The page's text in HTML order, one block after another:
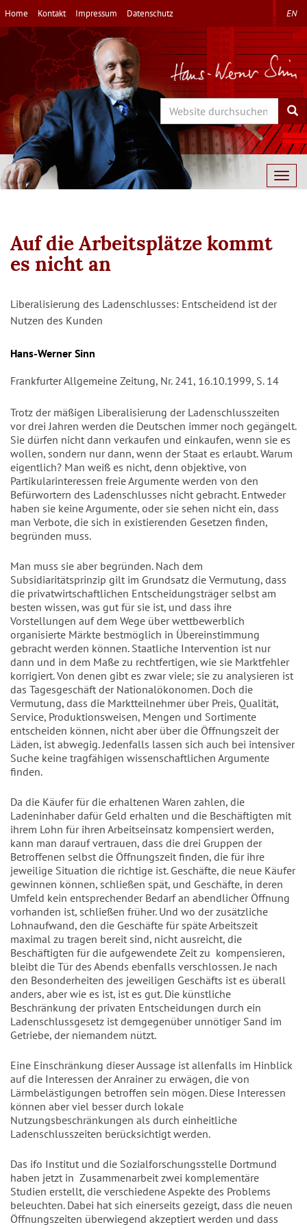
Direkt
zum
Inhalt
Home Kontakt Impressum Datenschutz EN
Search
Auf die Arbeitsplätze kommt
es nicht an
Liberalisierung des Ladenschlusses: Entscheidend ist der
Nutzen des Kunden
Autor/en
Hans-Werner Sinn
Frankfurter Allgemeine Zeitung, Nr. 241, 16.10.1999, S. 14
Trotz der mäßigen Liberalisierung der Ladenschlusszeiten
vor drei Jahren werden die Deutschen immer noch gegängelt.
Sie dürfen nicht dann verkaufen und einkaufen, wenn sie es
wollen, sondern nur dann, wenn der Staat es erlaubt. Warum
eigentlich? Man weiß es nicht, denn objektive, von
Partikularinteressen freie Argumente werden von den
Befürwortern des Ladenschlusses nicht gebracht. Entweder
haben sie keine Argumente, oder sie sehen nicht ein, dass
man Verbote, die sich in existierenden Gesetzen finden,
begründen muss.
Man muss sie aber begründen. Nach dem
Subsidiaritätsprinzip gilt im Grundsatz die Vermutung, dass
die privatwirtschaftlichen Entscheidungsträger selbst am
besten wissen, was gut für sie ist, und dass ihre
Vorstellungen auf dem Wege über wettbewerblich
organisierte Märkte bestmöglich in Übereinstimmung
gebracht werden können. Staatliche Intervention ist nur
dann und in dem Maße zu rechtfertigen, wie sie Marktfehler
korrigiert. Von denen gibt es zwar viele; sie zu analysieren ist
das Tagesgeschäft der Nationalökonomen. Doch die
Vermutung, dass die Marktteilnehmer über Preis, Qualität,
Service, Produktionsweisen, Mengen und Sortimente
entscheiden können, nicht aber über die Öffnungszeit der
Läden, ist abwegig. Jedenfalls lassen sich auch bei intensiver
Suche keine tragfähigen wissenschaftlichen Argumente
finden.
Da die Käufer für die erhaltenen Waren zahlen, die
Ladeninhaber dafür Geld erhalten und die Beschäftigten mit
ihrem Lohn für ihren Arbeitseinsatz kompensiert werden,
kann man darauf vertrauen, dass die drei Gruppen der
Betroffenen selbst die Öffnungszeit finden, die für ihre
jeweilige Situation die richtige ist. Geschäfte, die neue Käufer
gewinnen können, schließen spät, und Geschäfte, in deren
Umfeld kein entsprechender Bedarf an abendlicher Öffnung
vorhanden ist, schließen früher. Und wo der zusätzliche
Lohnaufwand, den die Geschäfte für späte Arbeitszeit
maximal zu tragen bereit sind, nicht ausreicht, die
Beschäftigten für die aufgewendete Zeit zu kompensieren,
bleibt die Tür des Abends ebenfalls verschlossen. Je nach
den Besonderheiten des jeweiligen Geschäfts ist es überall
anders, aber wie es ist, ist es gut. Die künstliche
Beschränkung der privaten Entscheidungen durch ein
Ladenschlussgesetz ist demgegenüber unnötiger Sand im
Getriebe, der niemandem nützt.
Eine Einschränkung dieser Aussage ist allenfalls im Hinblick
auf die Interessen der Anrainer zu erwägen, die von
Lärmbelästigungen betroffen sein mögen. Diese Interessen
können aber viel besser durch lokale
Nutzungsbeschränkungen als durch einheitliche
Ladenschlusszeiten berücksichtigt werden.
Das ifo Institut und die Sozialforschungsstelle Dortmund
haben jetzt in Zusammenarbeit zwei komplementäre
Studien erstellt, die verschiedene Aspekte des Problems
beleuchten. Dabei hat sich einerseits gezeigt, dass die neuen
Öffnungszeiten überwiegend akzeptiert werden und dass